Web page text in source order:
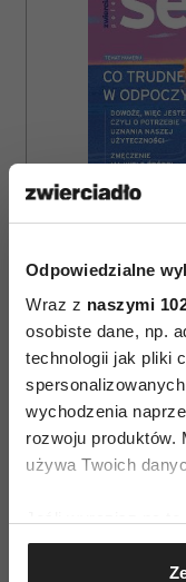
Odpowiedzialne
Wraz z naszymi
osobiste dane, np.
technologii jak pliki
wychodzenia
rozwoju produktów.
używa Twoich
Gromadzić
geograficznej z